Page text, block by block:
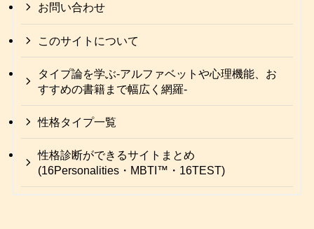
お問い合わせ
このサイトについて
タイプ論を学ぶ-アルファベットや心理機能、お
すすめの書籍まで幅広く網羅-
性格タイプ一覧
性格診断ができるサイトまとめ
(16Personalities・MBTI™・16TEST)